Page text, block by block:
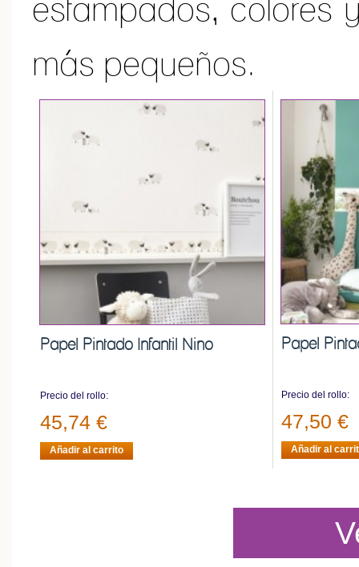
estampados, colores
más pequeños.
Papel Pintado Infantil Nino
Precio del rollo:
45,74 €
Añadir al carrito
Papel
Precio del rollo:
47,50 €
Añadir al